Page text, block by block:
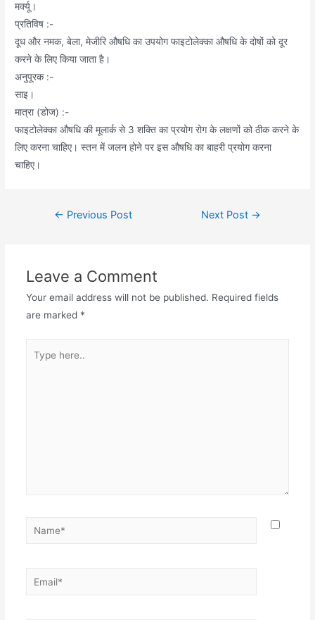
मर्क्यू।
प्रतिविष :-
दूध और नमक, बेला, मेजीरि औषधि का उपयोग फाइटोलेक्का औषधि के दोषों को दूर
करने के लिए किया जाता है।
अनुपूरक :-
साइ।
मात्रा (डोज) :-
फाइटोलेक्का औषधि की मूलार्क से 3 शक्ति का प्रयोग रोग के लक्षणों को ठीक करने के
लिए करना चाहिए। स्तन में जलन होने पर इस औषधि का बाहरी प्रयोग करना
चाहिए।
Post← Previous Post Next Post →
Leave a Comment
Your email address will not be published. Required fields
are marked *
here..
Name*
Email*